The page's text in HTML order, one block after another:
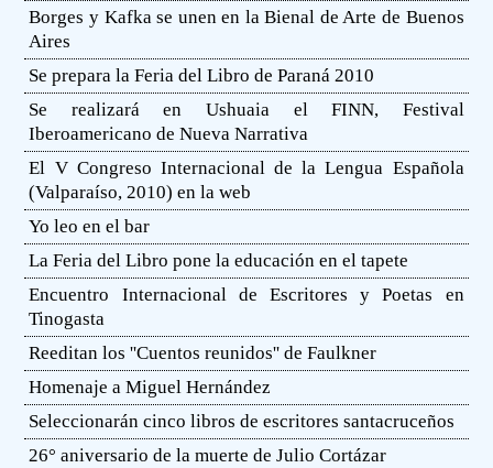
Borges y Kafka se unen en la Bienal de Arte de Buenos
Aires
Se prepara la Feria del Libro de Paraná 2010
Se realizará en Ushuaia el FINN, Festival
Iberoamericano de Nueva Narrativa
El V Congreso Internacional de la Lengua Española
(Valparaíso, 2010) en la web
Yo leo en el bar
La Feria del Libro pone la educación en el tapete
Encuentro Internacional de Escritores y Poetas en
Tinogasta
Reeditan los ''Cuentos reunidos'' de Faulkner
Homenaje a Miguel Hernández
Seleccionarán cinco libros de escritores santacruceños
26° aniversario de la muerte de Julio Cortázar